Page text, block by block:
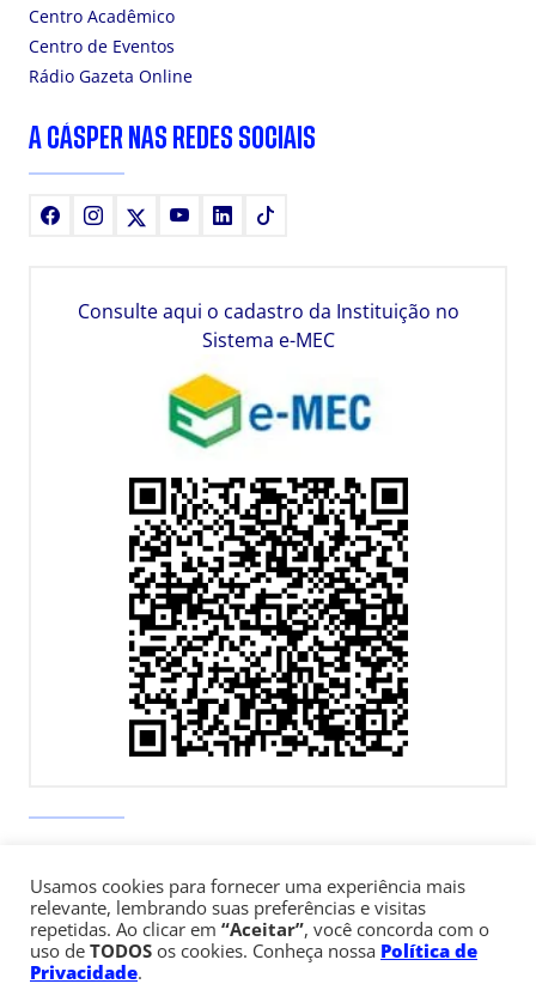
Centro Acadêmico
Centro de Eventos
Rádio Gazeta Online
A CÁSPER NAS REDES SOCIAIS
FacebookInstagram YoutubeLinkedIn
Consulte aqui o cadastro da Instituição no
Sistema e-MEC
Telefone:+55 (11) 3170-5600
© Copyright 1947 - 2026 Faculdade Cásper Líbero
Usamos cookies para fornecer uma experiência mais
relevante, lembrando suas preferências e visitas
repetidas. Ao clicar em “Aceitar”, você concorda com o
uso de TODOS os cookies. Conheça nossa Política de
Privacidade.